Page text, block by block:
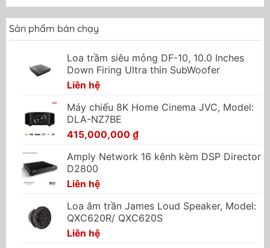
Sản phẩm bán chạy
Loa trầm siêu mỏng DF-10, 10.0 Inches
Down Firing Ultra thin SubWoofer
Liên hệ
Máy chiếu 8K Home Cinema JVC, Model:
DLA-NZ7BE
415,000,000 ₫
Amply Network 16 kênh kèm DSP Director
D2800
Liên hệ
Loa âm trần James Loud Speaker, Model:
QXC620R/ QXC620S
Liên hệ